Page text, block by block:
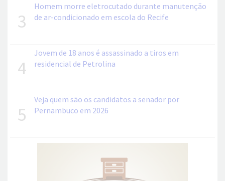
3
Homem morre eletrocutado durante manutenção
de ar-condicionado em escola do Recife
4
Jovem de 18 anos é assassinado a tiros em
residencial de Petrolina
5
Veja quem são os candidatos a senador por
Pernambuco em 2026